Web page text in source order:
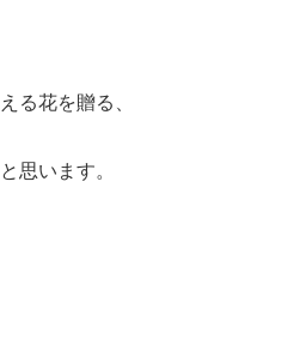
る花を贈る、
思います。